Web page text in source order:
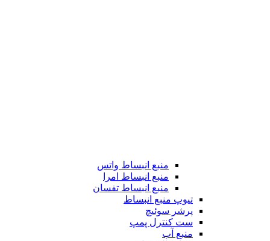
منبع انبساط واتس
منبع انبساط امرا
منبع انبساط تفسان
تیوپ منبع انبساط
پرشر سوئیچ
ست کنترل پمپ
منبع آب